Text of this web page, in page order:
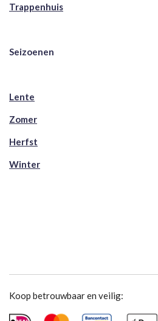
Trappenhuis
Seizoenen
Lente
Zomer
Herfst
Winter
Koop betrouwbaar en veilig: